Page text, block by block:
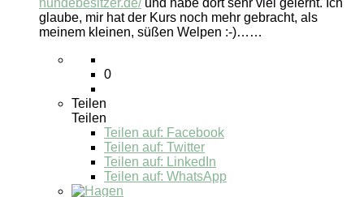
glaube, mir hat der Kurs noch mehr gebracht, als
meinem kleinen, süßen Welpen :-)……
0
Teilen
Teilen
Teilen auf: Facebook
Teilen auf: Twitter
Teilen auf: LinkedIn
Teilen auf: WhatsApp